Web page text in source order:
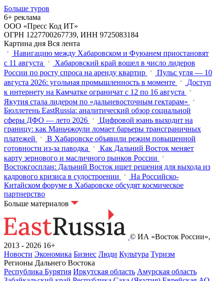
Больше туров
6+ реклама
ООО «Пресс Код ИТ»
ОГРН 1227700267739, ИНН 9725083184
Картина дня Вся лента
Навигацию между Хабаровском и Фуюанем приостановят
с 11 августа
Хабаровский край вошел в число лидеров
России по росту спроса на аренду квартир
Пульс угля — 10
августа 2026: угольная промышленность в моменте
Доступ
к интернету на Камчатке ограничат с 12 по 16 августа
Якутия стала лидером по «дальневосточным гектарам»
Бюллетень EastRussia: аналитический обзор социальной
сферы ДФО — лето 2026
Цифровой юань выходит на
границу: как Маньчжоули ломает барьеры трансграничных
платежей
В Хабаровске объявили режим повышенной
готовности из‑за паводка
Как Дальний Восток меняет
карту зернового и масличного рынков России
Востокгосплан: Дальний Восток ищет решения для выхода из
кадрового кризиса в судостроении
На Российско-
Китайском форуме в Хабаровске обсудят космическое
партнерство
Больше материалов
© ИА «Восток России»,
2013 - 2026 16+
Новости Экономика Бизнес Люди Культура Туризм
Регионы Дальнего Востока
Республика Бурятия Иркутская область Амурская область